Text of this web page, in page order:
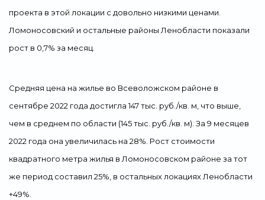
проекта в этой локации с довольно низкими ценами.
Ломоносовский и остальные районы Ленобласти показали
рост в 0,7% за месяц.
Средняя цена на жилье во Всеволожском районе в
сентябре 2022 года достигла 147 тыс. руб./кв. м, что выше,
чем в среднем по области (145 тыс. руб./кв. м). За 9 месяцев
2022 года она увеличилась на 28%. Рост стоимости
квадратного метра жилья в Ломоносовском районе за тот
же период составил 25%, в остальных локациях Ленобласти
+49%.